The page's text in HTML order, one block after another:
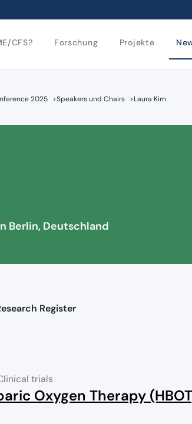
CFS? Forschung Projekte
2025 >Speakers und Chairs >Laura Kim
Berlin, Deutschland
Register
trials
Oxygen Therapy